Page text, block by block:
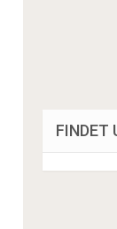
FINDET